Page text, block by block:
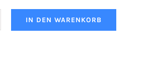
IN DEN WARENKORB